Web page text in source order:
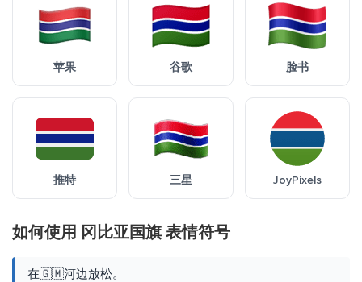
苹果 谷歌 脸书
推特 三星 JoyPixels
如何使用 冈比亚国旗 表情符号
在🇬🇲河边放松。